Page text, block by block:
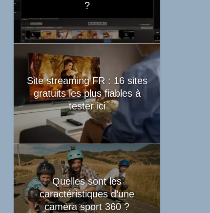
?
Site streaming FR : 16 sites
gratuits les plus fiables à
tester ici
Quelles sont les
caractéristiques d’une
caméra sport 360 ?